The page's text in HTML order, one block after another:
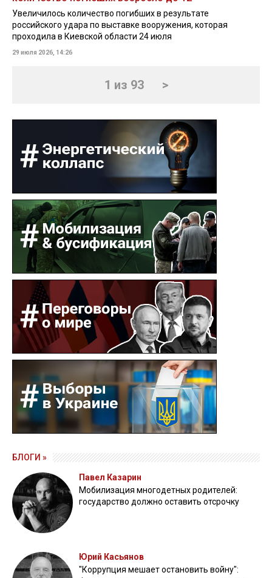
Увеличилось количество погибших в результате
российского удара по выставке вооружения, которая
проходила в Киевской области 24 июля
29 июля 2026, 14:26
1 из 93 >
БЛОГИ »
Павел Казарин
Мобилизация многодетных родителей:
государство должно оставить отсрочку
Юрий Касьянов
"Коррупция мешает остановить войну":